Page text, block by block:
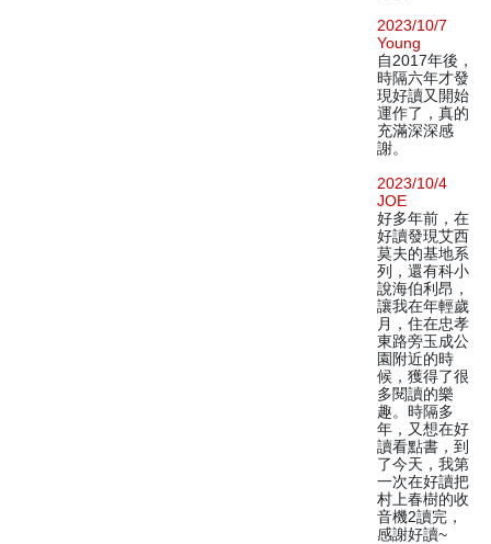
2023/10/7
Young
自2017年後，
時隔六年才發
現好讀又開始
運作了，真的
充滿深深感
謝。
2023/10/4
JOE
好多年前，在
好讀發現艾西
莫夫的基地系
列，還有科小
說海伯利昂，
讓我在年輕歲
月，住在忠孝
東路旁玉成公
園附近的時
候，獲得了很
多閱讀的樂
趣。時隔多
年，又想在好
讀看點書，到
了今天，我第
一次在好讀把
村上春樹的收
音機2讀完，
感謝好讀~